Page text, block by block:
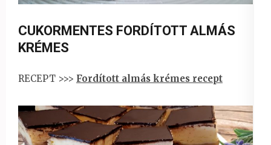
CUKORMENTES FORDÍTOTT ALMÁS
KRÉMES
RECEPT >>> Fordított almás krémes recept